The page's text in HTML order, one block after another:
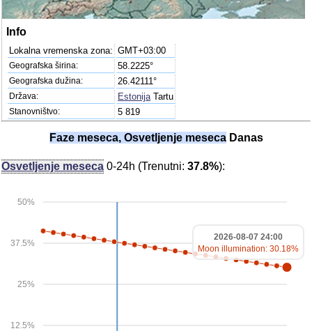
Info
Lokalna vremenska zona: GMT+03:00
Geografska širina: 58.2225°
Geografska dužina: 26.42111°
Država: Estonija Tartu
Stanovništvo: 5 819
Faze meseca, Osvetljenje mesecaDanas
Osvetljenje meseca 0-24h (Trenutni: 37.8%):
12.5%
25%
37.5%
50%
2026-08-07 24:00
Moon illumination: 30.18%